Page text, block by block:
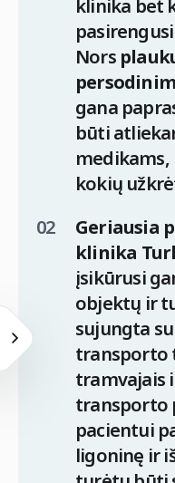
klinika bet
Nors
gana
būti
kokių
Geriausia
klinika
įsikūrusi
objektų ir
sujungta
transporto
tramvajais
transporto
pacientui
ligoninę ir